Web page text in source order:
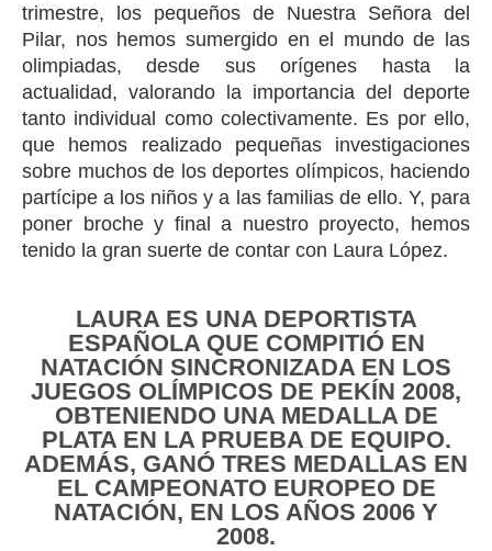
trimestre, los pequeños de Nuestra Señora del
Pilar, nos hemos sumergido en el mundo de las
olimpiadas, desde sus orígenes hasta la
actualidad, valorando la importancia del deporte
tanto individual como colectivamente. Es por ello,
que hemos realizado pequeñas investigaciones
sobre muchos de los deportes olímpicos, haciendo
partícipe a los niños y a las familias de ello. Y, para
poner broche y final a nuestro proyecto, hemos
tenido la gran suerte de contar con Laura López.
LAURA ES UNA DEPORTISTA
ESPAÑOLA QUE COMPITIÓ EN
NATACIÓN SINCRONIZADA EN LOS
JUEGOS OLÍMPICOS DE PEKÍN 2008,
OBTENIENDO UNA MEDALLA DE
PLATA EN LA PRUEBA DE EQUIPO.
ADEMÁS, GANÓ TRES MEDALLAS EN
EL CAMPEONATO EUROPEO DE
NATACIÓN, EN LOS AÑOS 2006 Y
2008.